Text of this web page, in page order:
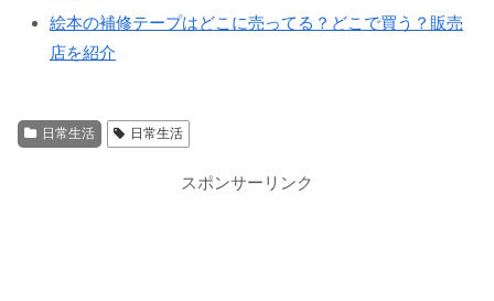
絵本の補修テープはどこに売ってる？どこで買う？販売
店を紹介
日常生活 日常生活
スポンサーリンク